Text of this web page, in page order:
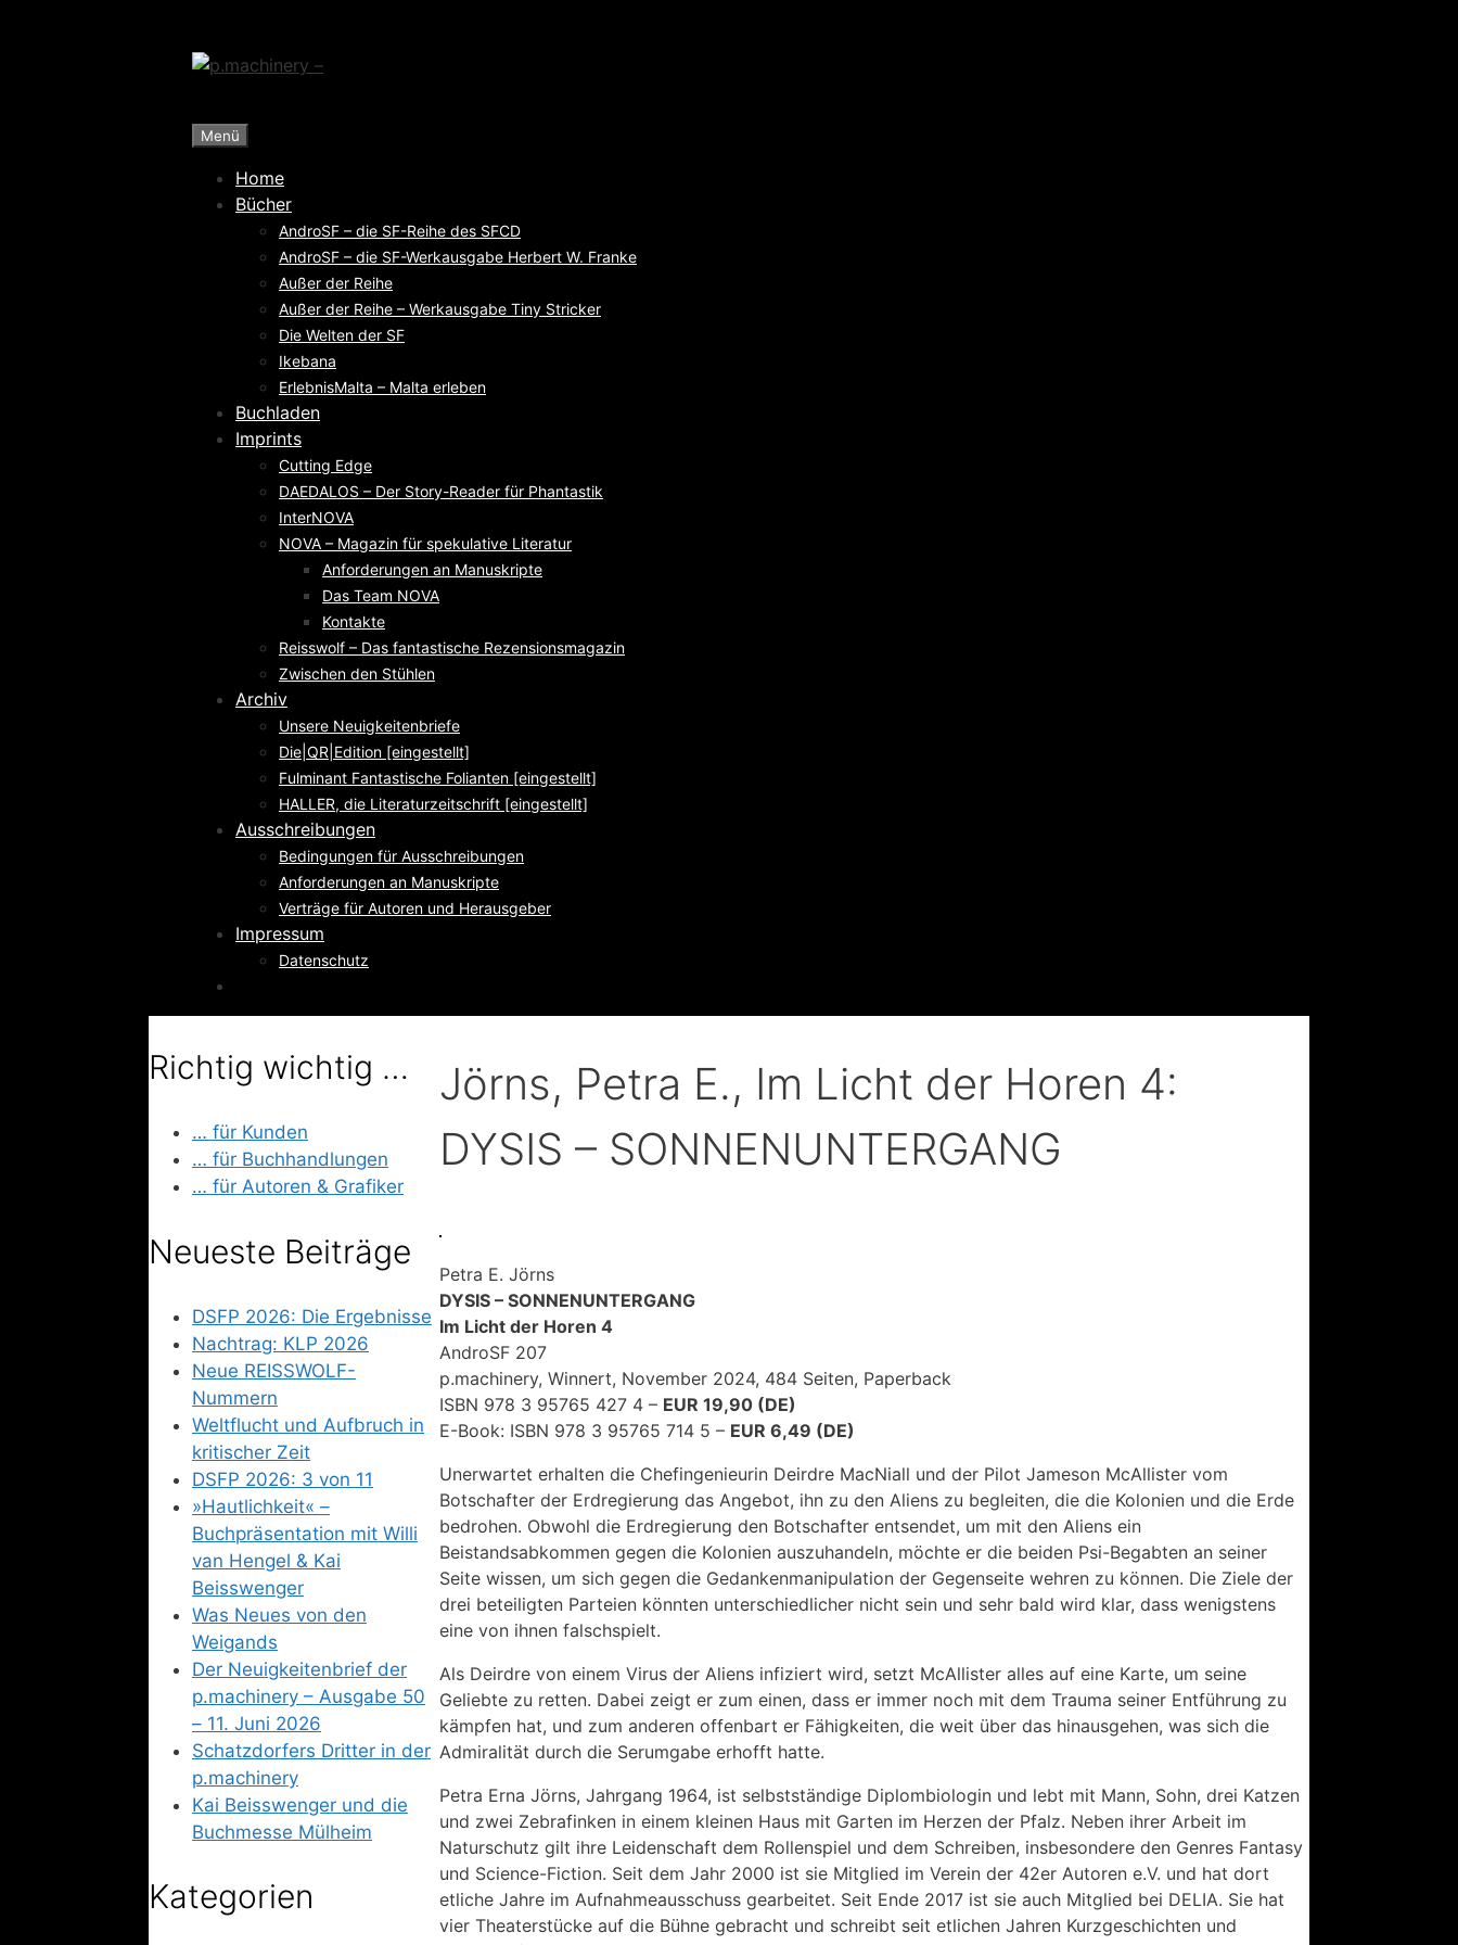
Menü
Home
Bücher
AndroSF – die SF-Reihe des SFCD
AndroSF – die SF-Werkausgabe Herbert W. Franke
Außer der Reihe
Außer der Reihe – Werkausgabe Tiny Stricker
Die Welten der SF
Ikebana
ErlebnisMalta – Malta erleben
Buchladen
Imprints
Cutting Edge
DAEDALOS – Der Story-Reader für Phantastik
InterNOVA
NOVA – Magazin für spekulative Literatur
Anforderungen an Manuskripte
Das Team NOVA
Kontakte
Reisswolf – Das fantastische Rezensionsmagazin
Zwischen den Stühlen
Archiv
Unsere Neuigkeitenbriefe
Die|QR|Edition [eingestellt]
Fulminant Fantastische Folianten [eingestellt]
HALLER, die Literaturzeitschrift [eingestellt]
Ausschreibungen
Bedingungen für Ausschreibungen
Anforderungen an Manuskripte
Verträge für Autoren und Herausgeber
Impressum
Datenschutz
Jörns, Petra E., Im Licht der Horen 4:
DYSIS – SONNENUNTERGANG
Petra E. Jörns
DYSIS – SONNENUNTERGANG
Im Licht der Horen 4
AndroSF 207
p.machinery, Winnert, November 2024, 484 Seiten, Paperback
ISBN 978 3 95765 427 4 – EUR 19,90 (DE)
E-Book: ISBN 978 3 95765 714 5 – EUR 6,49 (DE)
Unerwartet erhalten die Chefingenieurin Deirdre MacNiall und der Pilot Jameson McAllister vom
Botschafter der Erdregierung das Angebot, ihn zu den Aliens zu begleiten, die die Kolonien und die Erde
bedrohen. Obwohl die Erdregierung den Botschafter entsendet, um mit den Aliens ein
Beistandsabkommen gegen die Kolonien auszuhandeln, möchte er die beiden Psi-Begabten an seiner
Seite wissen, um sich gegen die Gedankenmanipulation der Gegenseite wehren zu können. Die Ziele der
drei beteiligten Parteien könnten unterschiedlicher nicht sein und sehr bald wird klar, dass wenigstens
eine von ihnen falschspielt.
Als Deirdre von einem Virus der Aliens infiziert wird, setzt McAllister alles auf eine Karte, um seine
Geliebte zu retten. Dabei zeigt er zum einen, dass er immer noch mit dem Trauma seiner Entführung zu
kämpfen hat, und zum anderen offenbart er Fähigkeiten, die weit über das hinausgehen, was sich die
Admiralität durch die Serumgabe erhofft hatte.
Petra Erna Jörns, Jahrgang 1964, ist selbstständige Diplombiologin und lebt mit Mann, Sohn, drei Katzen
und zwei Zebrafinken in einem kleinen Haus mit Garten im Herzen der Pfalz. Neben ihrer Arbeit im
Naturschutz gilt ihre Leidenschaft dem Rollenspiel und dem Schreiben, insbesondere den Genres Fantasy
und Science-Fiction. Seit dem Jahr 2000 ist sie Mitglied im Verein der 42er Autoren e.V. und hat dort
etliche Jahre im Aufnahmeausschuss gearbeitet. Seit Ende 2017 ist sie auch Mitglied bei DELIA. Sie hat
vier Theaterstücke auf die Bühne gebracht und schreibt seit etlichen Jahren Kurzgeschichten und
Richtig wichtig …
… für Kunden
… für Buchhandlungen
… für Autoren & Grafiker
Neueste Beiträge
DSFP 2026: Die Ergebnisse
Nachtrag: KLP 2026
Neue REISSWOLF-
Nummern
Weltflucht und Aufbruch in
kritischer Zeit
DSFP 2026: 3 von 11
»Hautlichkeit« –
Buchpräsentation mit Willi
van Hengel & Kai
Beisswenger
Was Neues von den
Weigands
Der Neuigkeitenbrief der
p.machinery – Ausgabe 50
– 11. Juni 2026
Schatzdorfers Dritter in der
p.machinery
Kai Beisswenger und die
Buchmesse Mülheim
Kategorien